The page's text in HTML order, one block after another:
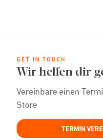
GET IN TOUCH
Wir helfen dir
Vereinbare einen
Store
TERMIN